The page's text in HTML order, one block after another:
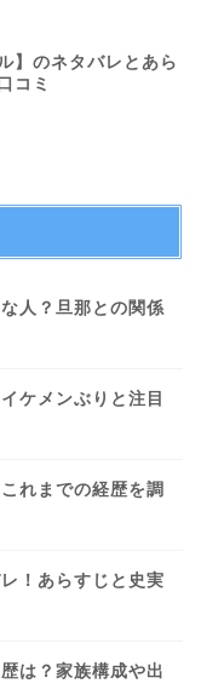
】のネタバレとあら
コミ
人？旦那との関係
ケメンぶりと注目
れまでの経歴を調
！あらすじと史実
は？家族構成や出